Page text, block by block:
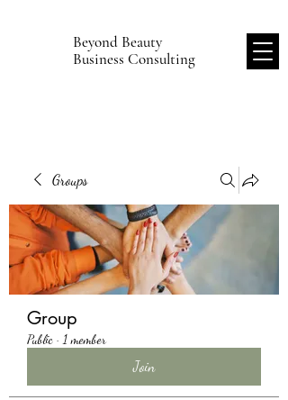
Beyond Beauty
Business Consulting
Groups
Group
Public · 1 member
Join